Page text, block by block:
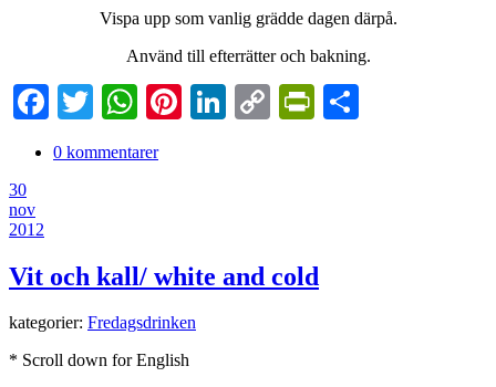
Vispa upp som vanlig grädde dagen därpå.
Använd till efterrätter och bakning.
Facebook
TwitterWhatsApp
Pinterest
LinkedIn
Copy
0 kommentarer
30
nov
2012
Vit och kall/ white and cold
kategorier: Fredagsdrinken
* Scroll down for English